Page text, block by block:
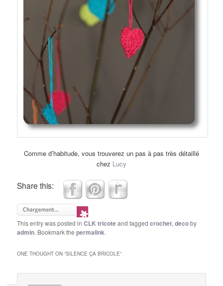
Comme d’habitude, vous trouverez un pas à pas très détaillé
chez Lucy
Share this:
This entry was posted inCLK tricoteand taggedcrochet,decoby
admin. Bookmark thepermalink.
ONE THOUGHT ON “SILENCE ÇA BRICOLE”